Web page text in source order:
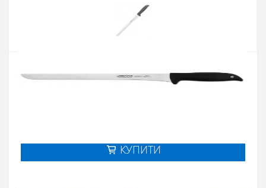
Наявність:Є в наявності
КУПИТИ